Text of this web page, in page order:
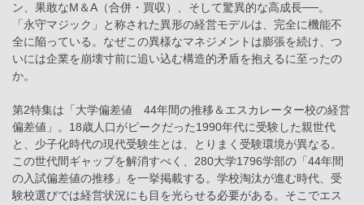
ン、果敢なM＆A（合併・買収）、そして驚異的な高成長──。
「永守マジック」と称された異形の経営モデルは、完全に機能不
全に陥っている。なぜこの異様なマネジメントは膨張を続け、つ
いには企業を崩壊寸前に追い込む構造的矛盾を抱えるに至ったの
か。
第2特集は「大学偏差値 44年間の推移＆エスカレーター校の経営
偏差値」。18歳人口がピークだった1990年代に受験した親世代
と、少子化時代の現代受験生とは、とりまく受験環境が異なる。
この世代間ギャップを解消すべく、280大学1796学部の「44年間
の入試偏差値の推移」を一挙掲載する。学校淘汰が進む時代、受
験校選びでは経営状況にも目を光らせる必要がある。そこでエス